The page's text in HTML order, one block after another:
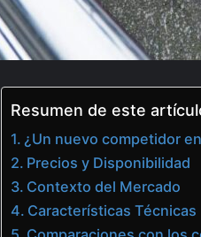
Resumen de este
¿Un nuevo competidor
Precios y Disponibilidad
Contexto del Mercado
Características Técnicas